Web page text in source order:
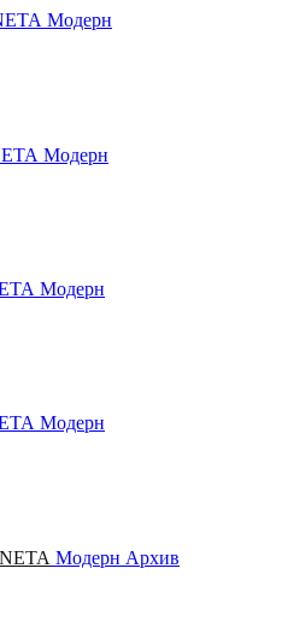
Модерн
Модерн
Модерн
Модерн
Модерн Архив